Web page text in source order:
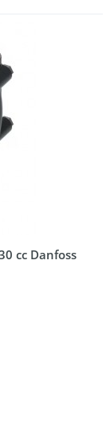
cc Danfoss